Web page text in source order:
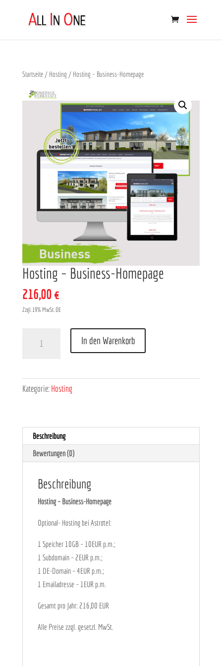
Startseite/ Hosting / Hosting – Business-Homepage
Hosting – Business-Homepage
216,00€
Zzgl. 19% MwSt. DE
Menge
In den Warenkorb
Kategorie:Hosting
Beschreibung
Bewertungen (0)
Beschreibung
Hosting – Business-Homepage
Optional- Hosting bei Astrotel:
1 Speicher 10GB – 10EUR p.m.;
1 Subdomain – 2EUR p.m.;
1 DE-Domain – 4EUR p.m.;
1 Emailadresse – 1EUR p.m.
Gesamt pro Jahr: 216,00 EUR
Alle Preise zzgl. gesetzl. MwSt.